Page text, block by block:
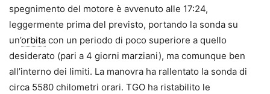
spegnimento del motore è avvenuto alle 17:24,
leggermente prima del previsto, portando la sonda su
un’orbita con un periodo di poco superiore a quello
desiderato (pari a 4 giorni marziani), ma comunque ben
all’interno dei limiti. La manovra ha rallentato la sonda di
circa 5580 chilometri orari. TGO ha ristabilito le